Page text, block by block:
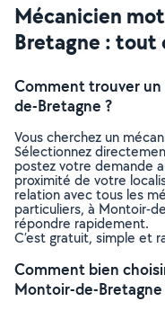
Mécanicien
Bretagne : tout
Comment trouver
de-Bretagne ?
Vous cherchez un
Sélectionnez
postez votre demande
proximité de votre
relation avec tous les
particuliers, à Montoir-
répondre rapidement.
C’est gratuit, simple et
Comment bien
Montoir-de-Bretagne